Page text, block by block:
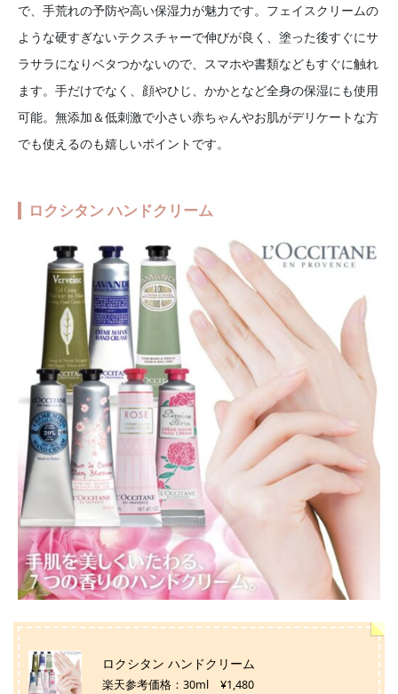
で、手荒れの予防や高い保湿力が魅力です。フェイスクリームの
ような硬すぎないテクスチャーで伸びが良く、塗った後すぐにサ
ラサラになりベタつかないので、スマホや書類などもすぐに触れ
ます。手だけでなく、顔やひじ、かかとなど全身の保湿にも使用
可能。無添加＆低刺激で小さい赤ちゃんやお肌がデリケートな方
でも使えるのも嬉しいポイントです。
ロクシタン ハンドクリーム
ロクシタン ハンドクリーム
楽天参考価格：30ml ¥1,480